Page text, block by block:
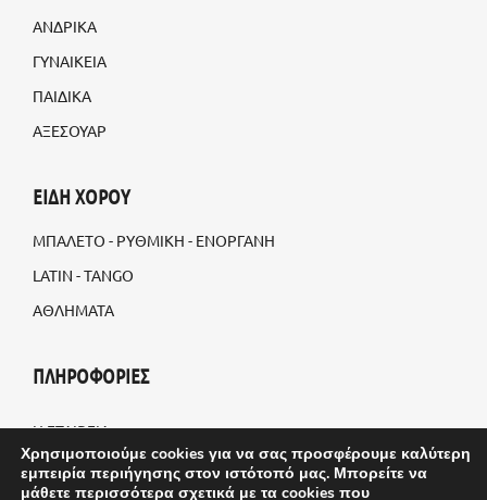
ΑΝΔΡΙΚΑ
ΓΥΝΑΙΚΕΙΑ
ΠΑΙΔΙΚΑ
ΑΞΕΣΟΥΑΡ
ΕΙΔΗ ΧΟΡΟΥ
ΜΠΑΛΕΤΟ - ΡΥΘΜΙΚΗ - ΕΝΟΡΓΑΝΗ
LATIN - TANGO
ΑΘΛΗΜΑΤΑ
ΠΛΗΡΟΦΟΡΙΕΣ
Η ΕΤΑΙΡΕΙΑ
BLOG
Χρησιμοποιούμε cookies για να σας προσφέρουμε καλύτερη
εμπειρία περιήγησης στον ιστότοπό μας. Μπορείτε να
μάθετε περισσότερα σχετικά με τα cookies που